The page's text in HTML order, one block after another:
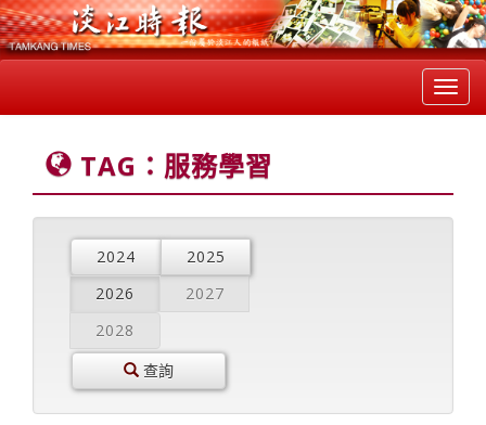
TAG：服務學習
2024
2025
2026
2027
2028
查詢